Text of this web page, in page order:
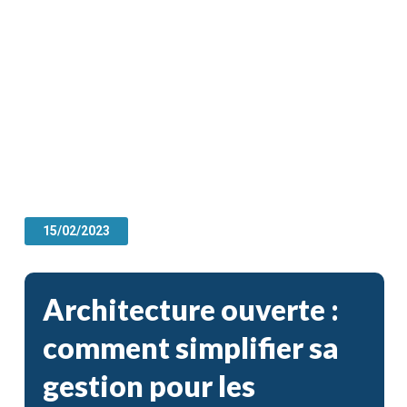
15/02/2023
Architecture ouverte :
comment simplifier sa
gestion pour les